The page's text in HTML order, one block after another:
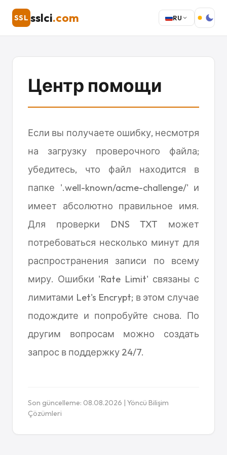
SSL sslci.com RU
Центр помощи
Если вы получаете ошибку, несмотря
на загрузку проверочного файла;
убедитесь, что файл находится в
папке '.well-known/acme-challenge/' и
имеет абсолютно правильное имя.
Для проверки DNS TXT может
потребоваться несколько минут для
распространения записи по всему
миру. Ошибки 'Rate Limit' связаны с
лимитами Let's Encrypt; в этом случае
подождите и попробуйте снова. По
другим вопросам можно создать
запрос в поддержку 24/7.
Son güncelleme: 08.08.2026 | Yöncü Bilişim
Çözümleri